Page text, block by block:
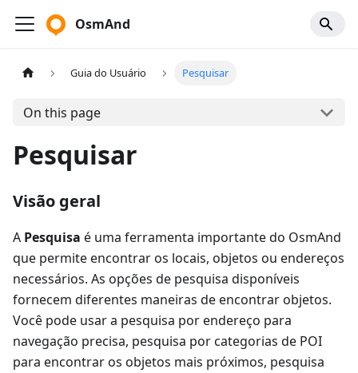
OsmAnd
Guia do Usuário Pesquisar
On this page
Pesquisar
Visão geral
A Pesquisa é uma ferramenta importante do OsmAnd
que permite encontrar os locais, objetos ou endereços
necessários. As opções de pesquisa disponíveis
fornecem diferentes maneiras de encontrar objetos.
Você pode usar a pesquisa por endereço para
navegação precisa, pesquisa por categorias de POI
para encontrar os objetos mais próximos, pesquisa